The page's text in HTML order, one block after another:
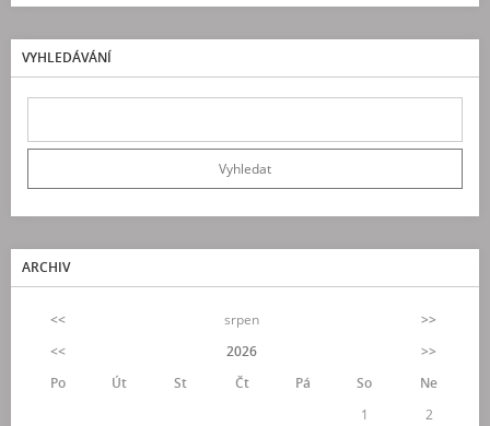
VYHLEDÁVÁNÍ
ARCHIV
<< srpen
>>
<<
2026
>>
Po
Út St Čt Pá So
Ne
1
2